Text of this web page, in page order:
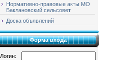
Нормативно-правовые акты МО
Баклановский сельсовет
Доска объявлений
Форма входа
Логин: